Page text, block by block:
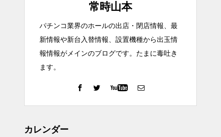
常時山本
パチンコ業界のホールの出店・閉店情報、最
新情報や新台入替情報、設置機種から出玉情
報情報がメインのブログです。たまに毒吐き
ます。
カレンダー